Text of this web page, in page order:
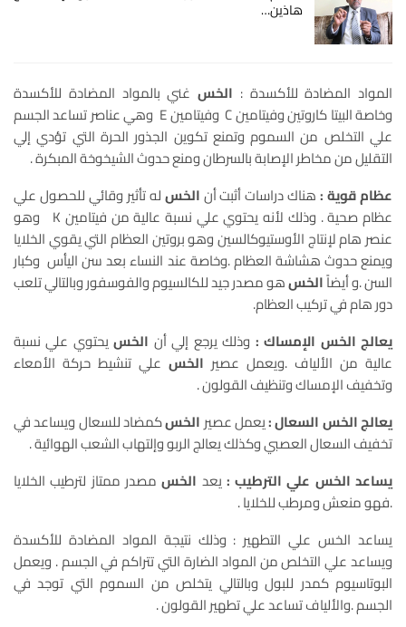
هاذين…
المواد المضادة للأكسدة : الخس غني بالمواد المضادة للأكسدة
وخاصة البيتا كاروتين وفيتامين C وفيتامين E وهي عناصر تساعد الجسم
علي التخلص من السموم وتمنع تكوين الجذور الحرة التي تؤدي إلي
التقليل من مخاطر الإصابة بالسرطان ومنع حدوث الشيخوخة المبكرة .
عظام قوية :هناك دراسات أثبت أنالخسله تأثير وقائي للحصول علي
عظام صحية . وذلك لأنه يحتوي علي نسبة عالية من فيتامين K وهو
عنصر هام لإنتاج الأوستيوكالسين وهو بروتين العظام التي يقوي الخلايا
ويمنع حدوث هشاشة العظام .وخاصة عند النساء بعد سن اليأس وكبار
السن .و أيضاًالخسهو مصدر جيد للكالسيوم والفوسفور وبالتالي تلعب
دور هام في تركيب العظام.
يعالج الخس الإمساك : وذلك يرجع إلي أن الخسيحتوي علي نسبة
عالية من الألياف .ويعمل عصير الخس علي تنشيط حركة الأمعاء
وتخفيف الإمساك وتنظيف القولون .
يعالج الخس السعال :يعمل عصير الخسكمضاد للسعال ويساعد في
تخفيف السعال العصبي وكذلك يعالج الربو وإلتهاب الشعب الهوائية .
يساعد الخس علي الترطيب :يعد الخسمصدر ممتاز لترطيب الخلايا
.فهو منعش ومرطب للخلايا .
يساعد الخس علي التطهير : وذلك نتيجة المواد المضادة للأكسدة
ويساعد علي التخلص من المواد الضارة التي تتراكم في الجسم . ويعمل
البوتاسيوم كمدر للبول وبالتالي يتخلص من السموم التي توجد في
الجسم .والألياف تساعد علي تطهير القولون .